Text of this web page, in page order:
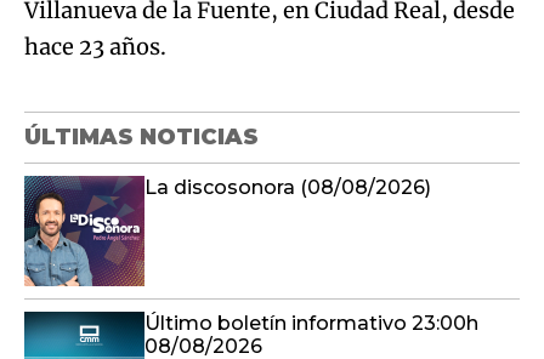
Villanueva de la Fuente, en Ciudad Real, desde
hace 23 años.
ÚLTIMAS NOTICIAS
La discosonora (08/08/2026)
Último boletín informativo 23:00h
08/08/2026